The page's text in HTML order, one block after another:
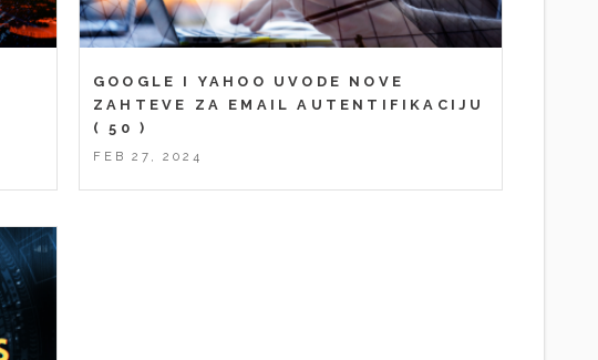
GOOGLE I YAHOO UVODE NOVE
ZAHTEVE ZA EMAIL AUTENTIFIKACIJU
( 50 )
FEB 27, 2024